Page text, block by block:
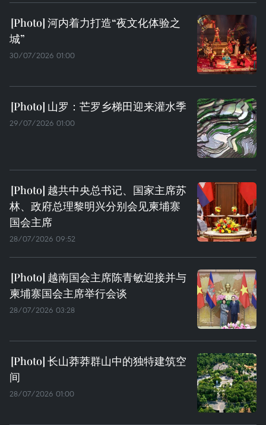
河内着力打造“夜文化体验之
城”
30/07/2026 01:00
山罗：芒罗乡梯田迎来灌水季
29/07/2026 01:00
越共中央总书记、国家主席苏
林、政府总理黎明兴分别会见柬埔寨
国会主席
28/07/2026 09:52
越南国会主席陈青敏迎接并与
柬埔寨国会主席举行会谈
28/07/2026 03:28
长山莽莽群山中的独特建筑空
间
28/07/2026 01:00